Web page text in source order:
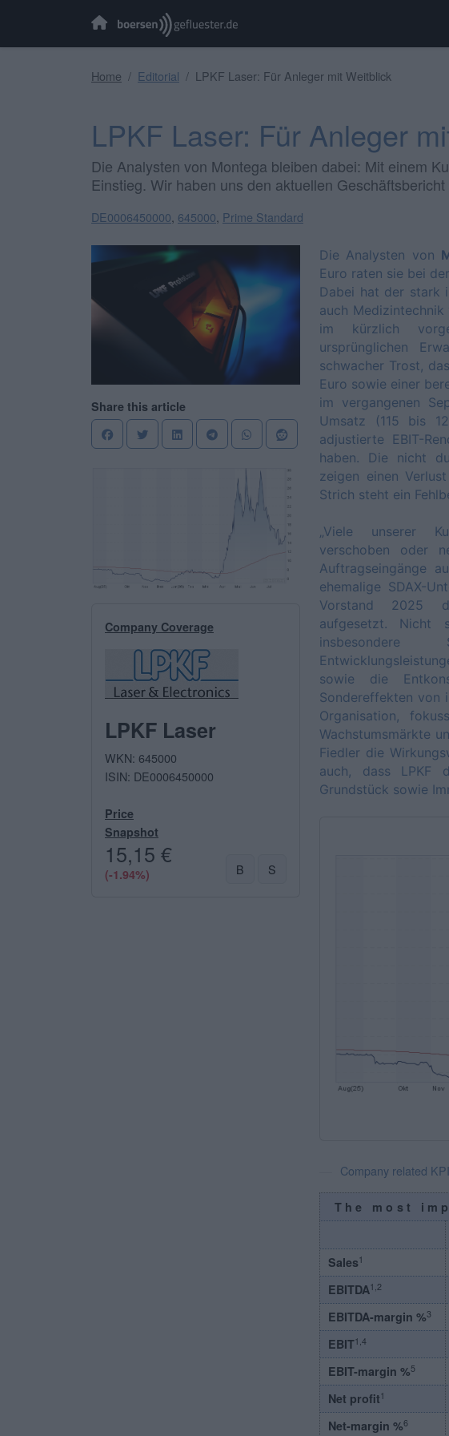
Home Editorial LPKF Laser: Für Anleger mit Weitblick
LPKF Laser: Für Anleger
Die Analysten von Montega bleiben dabei: Mit einem
Einstieg. Wir haben uns den aktuellen
DE0006450000 645000 Prime Standard
Share this article
Company Coverage
LPKF Laser
WKN: 645000
ISIN: DE0006450000
Price
Snapshot
15,15 €
(-1.94%) B S
Die Analysten von
Euro raten sie bei
Dabei hat der stark
auch
im kürzlich
ursprünglichen
schwacher Trost,
Euro sowie einer
im vergangenen
Umsatz (115 bis
adjustierte EBIT-
haben. Die nicht
zeigen einen
Strich steht ein
„Viele unserer
verschoben oder
Auftragseingänge
ehemalige SDAX-
Vorstand 2025
aufgesetzt. Nicht
insbesondere
sowie die
Sondereffekten von
Organisation,
Wachstumsmärkte
Fiedler die
auch, dass LPKF
Grundstück sowie
Company related
The most
Sales1
EBITDA1,2
EBITDA-margin %3
EBIT1,4
EBIT-margin %5
Net profit 1
Net-margin %6